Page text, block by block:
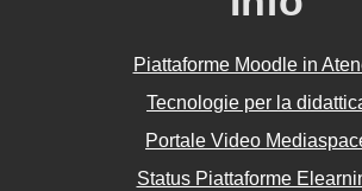
Piattaforme Moodle in
Tecnologie per la
Portale Video
Status Piattaforme